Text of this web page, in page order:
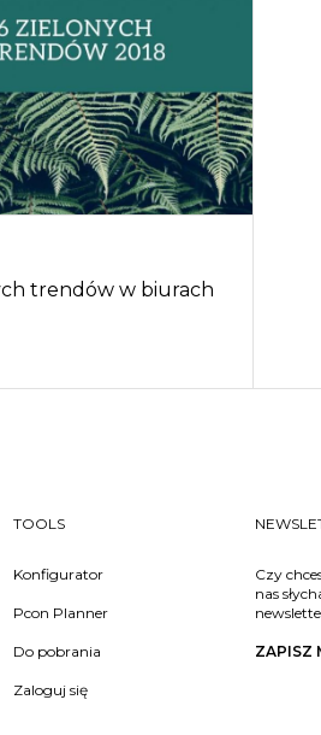
trendów w biurach
TOOLS
Konfigurator
Pcon Planner
Do pobrania
Zaloguj się
Czy
nas
ZAPISZ